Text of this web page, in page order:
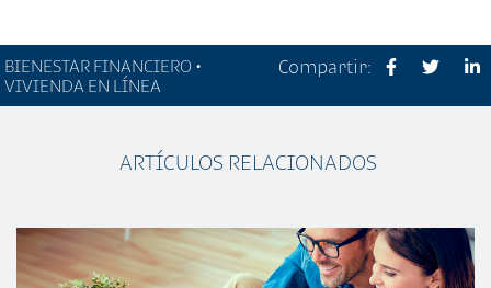
BIENESTAR FINANCIERO •
VIVIENDA EN LÍNEA
Compartir:
ARTÍCULOS RELACIONADOS